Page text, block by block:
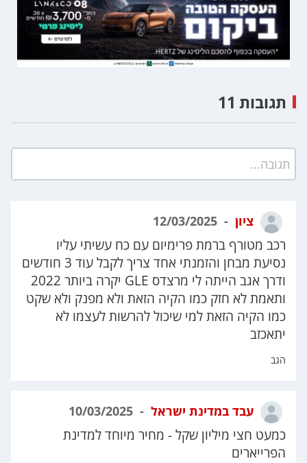
תגובה...
ציון
רכב מטורף ברמת פרימיום עם כח עשיתי עליו
נסיעת מבחן והזמנתי אחד צריך לקבל עוד 3 חודשים
ותאמת לא חזק כמו הקיה הזאת ולא מפנק ולא שקט
כמו הקיה הזאת למי שיכול להרשות לעצמו לא
יתאכזב
הגב
עבד במדינת ישראל
כמעט חצי מיליון שקל - מחיר מיוחד למדינת
הפרייארים